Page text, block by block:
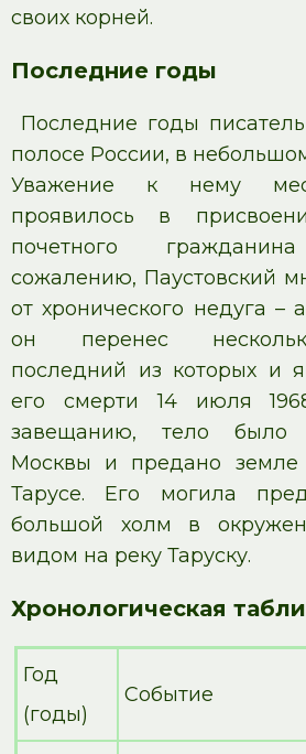
своих корней.
Последние годы
Последние годы
полосе России, в
Уважение к нему
проявилось в
почетного
сожалению, Паустовский
от хронического недуга –
он перенес
последний из которых и
его смерти 14 июля
завещанию, тело было
Москвы и предано
Тарусе. Его могила
большой холм в
видом на реку Таруску.
Хронологическая
Год
(годы)
Событие